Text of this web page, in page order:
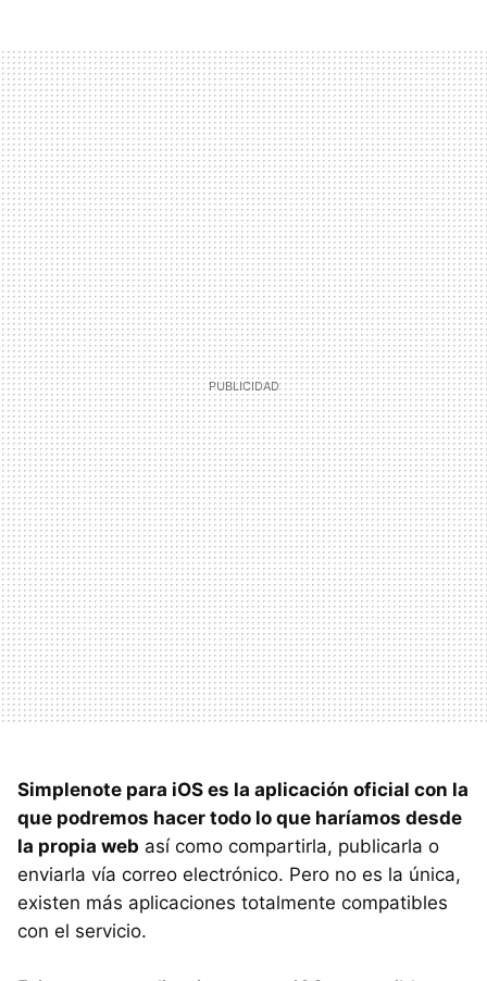
Simplenote para iOS es la aplicación oficial con la
que podremos hacer todo lo que haríamos desde
la propia web así como compartirla, publicarla o
enviarla vía correo electrónico. Pero no es la única,
existen más aplicaciones totalmente compatibles
con el servicio.